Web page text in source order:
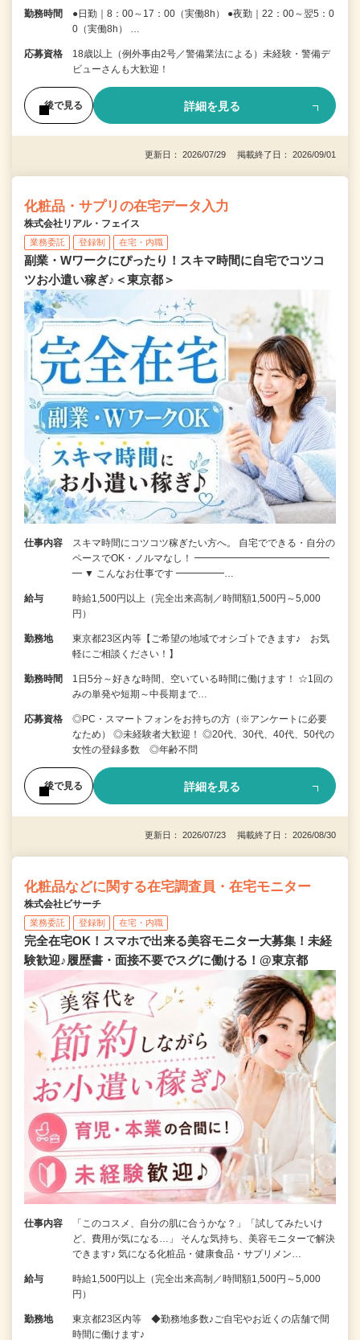
勤務時間
●日勤｜8：00～17：00（実働8h） ●夜勤｜22：00～翌5：0
0（実働8h） …
応募資格
18歳以上（例外事由2号／警備業法による）未経験・警備デ
ビューさんも大歓迎！
後で見る 詳細を見る
更新日： 2026/07/29 掲載終了日： 2026/09/01
化粧品・サプリの在宅データ入力
株式会社リアル・フェイス
業務委託 登録制 在宅・内職
副業・Wワークにぴったり！スキマ時間に自宅でコツコ
ツお小遣い稼ぎ♪＜東京都＞
仕事内容
スキマ時間にコツコツ稼ぎたい方へ。 自宅でできる・自分の
ペースでOK・ノルマなし！ ━━━━━━━━━━━━━━
━ ▼ こんなお仕事です ━━━━━…
給与
時給1,500円以上（完全出来高制／時間額1,500円～5,000
円）
勤務地
東京都23区内等【ご希望の地域でオシゴトできます♪ お気
軽にご相談ください！】
勤務時間
1日5分～好きな時間、空いている時間に働けます！ ☆1回の
みの単発や短期～中長期まで…
応募資格
◎PC・スマートフォンをお持ちの方（※アンケートに必要
なため） ◎未経験者大歓迎！ ◎20代、30代、40代、50代の
女性の登録多数 ◎年齢不問
後で見る 詳細を見る
更新日： 2026/07/23 掲載終了日： 2026/08/30
化粧品などに関する在宅調査員・在宅モニター
株式会社ビサーチ
業務委託 登録制 在宅・内職
完全在宅OK！スマホで出来る美容モニター大募集！未経
験歓迎♪履歴書・面接不要でスグに働ける！@東京都
仕事内容
「このコスメ、自分の肌に合うかな？」「試してみたいけ
ど、費用が気になる…」 そんな気持ち、美容モニターで解決
できます♪ 気になる化粧品・健康食品・サプリメン…
給与
時給1,500円以上（完全出来高制／時間額1,500円～5,000
円）
勤務地
東京都23区内等 ◆勤務地多数♪ご自宅やお近くの店舗で間
時間に働けます♪